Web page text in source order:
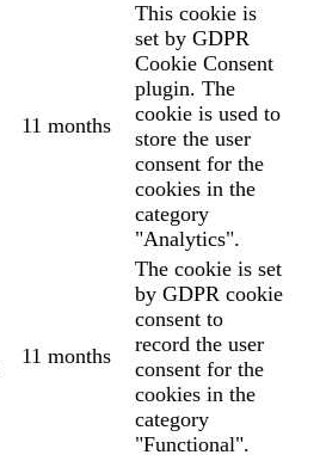
11 months
This cookie is
set by GDPR
Cookie Consent
plugin. The
cookie is used to
store the user
consent for the
cookies in the
category
"Analytics".
11 months
The cookie is set
by GDPR cookie
consent to
record the user
consent for the
cookies in the
category
"Functional".